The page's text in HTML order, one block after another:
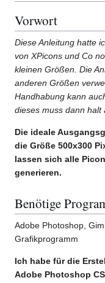
Vorwort
Diese Anleitung hatte
von XPicons und Co
kleinen Größen. Die
anderen Größen
Handhabung kann
dieses muss dann halt
Die ideale
die Größe 500x300
lassen sich alle
generieren.
Benötige
Adobe Photoshop,
Grafikprogramm
Ich habe für die
Adobe Photoshop